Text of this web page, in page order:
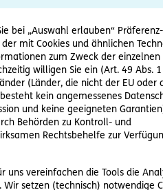
bei „Auswahl erlauben“
mit Cookies und ähnlichen
zum Zweck der einzelnen
willigen Sie ein (Art. 49 Abs. 1
(Länder, die nicht der EU oder
kein angemessenes
und keine geeigneten
Behörden zu Kontroll- und
Rechtsbehelfe zur
uns vereinfachen die Tools die
setzen (technisch) notwendige
Geschwistern aufgeteilt
F. stirbt, zeigt sich aber
einige Lücken auf:
F. verbleibt daher nur
fordert er eine
Anwalt auf. Dieser klärt ihn
Angesichts der Höhe der
ist Herr F. bei der D.A.S.
den Einschluss derFamilienWelt